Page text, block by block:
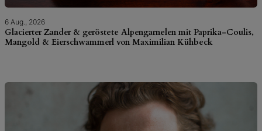
6 Aug., 2026
Glacierter Zander & geröstete Alpengarnelen mit Paprika-Coulis,
Mangold & Eierschwammerl von Maximilian Kühbeck